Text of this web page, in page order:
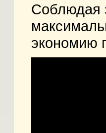
Соблюдая
экономию